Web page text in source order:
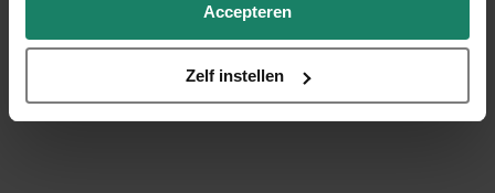
Accepteren
Zelf instellen